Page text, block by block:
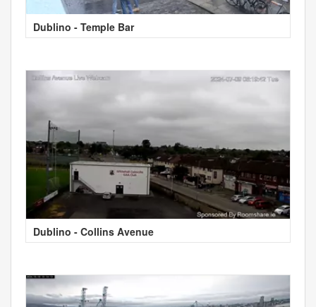
Dublino - Temple Bar
Dublino - Collins Avenue